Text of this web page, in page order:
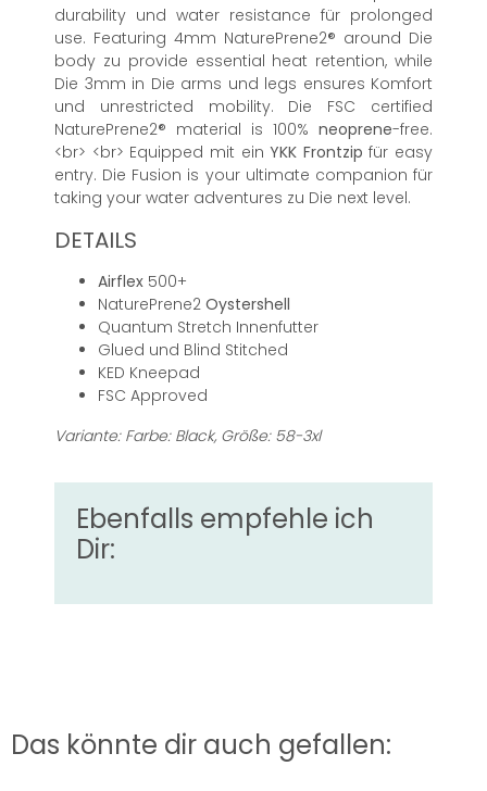
durability und water resistance für prolonged
use. Featuring 4mm NaturePrene2® around Die
body zu provide essential heat retention, while
Die 3mm in Die arms und legs ensures Komfort
und unrestricted mobility. Die FSC certified
NaturePrene2® material is 100% neoprene-free.
<br> <br> Equipped mit einYKK Frontzip für easy
entry. Die Fusion is your ultimate companion für
taking your water adventures zu Die next level.
DETAILS
Airflex 500+
NaturePrene2 Oystershell
Quantum Stretch Innenfutter
Glued und Blind Stitched
KED Kneepad
FSC Approved
Variante: Farbe: Black, Größe: 58-3xl
Ebenfalls empfehle ich
Dir:
Das könnte dir auch gefallen: